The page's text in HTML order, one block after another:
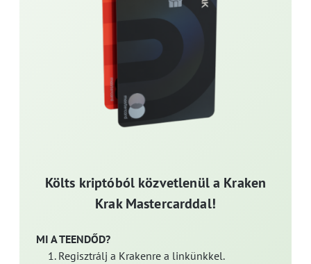
Költs kriptóból közvetlenül a Kraken
Krak Mastercarddal!
MI A TEENDŐD?
Regisztrálj a Krakenre a linkünkkel.